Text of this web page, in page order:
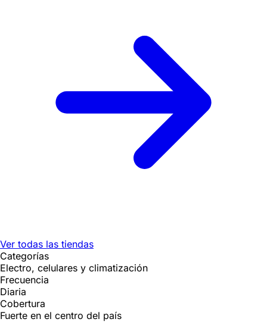
Ver todas las tiendas
Categorías
Electro, celulares y climatización
Frecuencia
Diaria
Cobertura
Fuerte en el centro del país